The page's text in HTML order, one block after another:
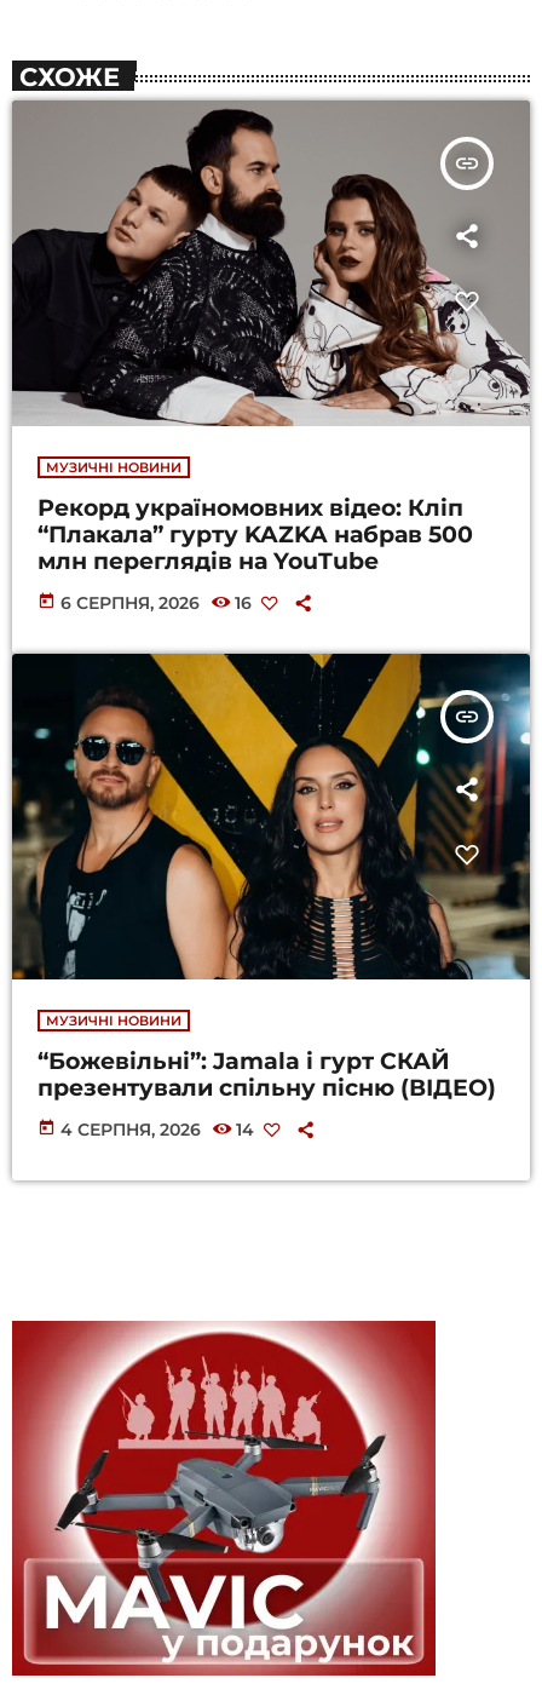
СХОЖЕ
insert_link
МУЗИЧНІ НОВИНИ
Рекорд україномовних відео: Кліп
“Плакала” гурту KAZKA набрав 500
млн переглядів на YouTube
today 6 СЕРПНЯ, 2026 16
insert_link
МУЗИЧНІ НОВИНИ
“Божевільні”: Jamala і гурт СКАЙ
презентували спільну пісню (ВІДЕО)
today 4 СЕРПНЯ, 2026 14